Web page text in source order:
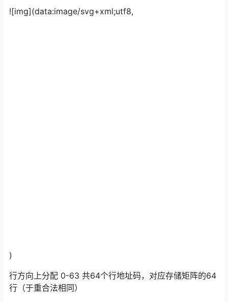
![img](data:image/svg+xml;utf8,
)
行方向上分配 0-63 共64个行地址码，对应存储矩阵的64
行（于重合法相同）